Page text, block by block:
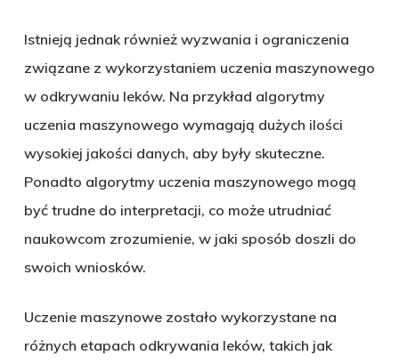
Istnieją jednak również wyzwania i ograniczenia
związane z wykorzystaniem uczenia maszynowego
w odkrywaniu leków. Na przykład algorytmy
uczenia maszynowego wymagają dużych ilości
wysokiej jakości danych, aby były skuteczne.
Ponadto algorytmy uczenia maszynowego mogą
być trudne do interpretacji, co może utrudniać
naukowcom zrozumienie, w jaki sposób doszli do
swoich wniosków.
Uczenie maszynowe zostało wykorzystane na
różnych etapach odkrywania leków, takich jak